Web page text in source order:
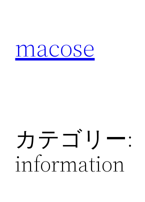
macose
カテゴリー:
information